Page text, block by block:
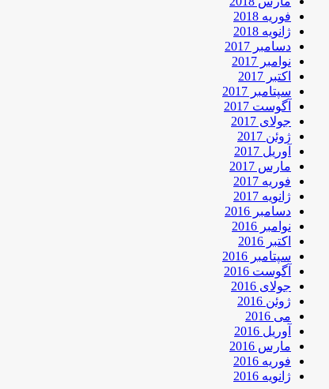
فوریه 2018
ژانویه 2018
دسامبر 2017
نوامبر 2017
اکتبر 2017
سپتامبر 2017
آگوست 2017
جولای 2017
ژوئن 2017
آوریل 2017
مارس 2017
فوریه 2017
ژانویه 2017
دسامبر 2016
نوامبر 2016
اکتبر 2016
سپتامبر 2016
آگوست 2016
جولای 2016
ژوئن 2016
می 2016
آوریل 2016
مارس 2016
فوریه 2016
ژانویه 2016